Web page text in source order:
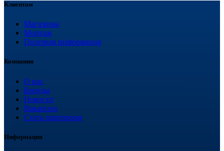
Клиентам
Магазины
Монтаж
Полезная информация
Компания
О нас
Бренды
Новости
Вакансии
Стать партнером
Информация